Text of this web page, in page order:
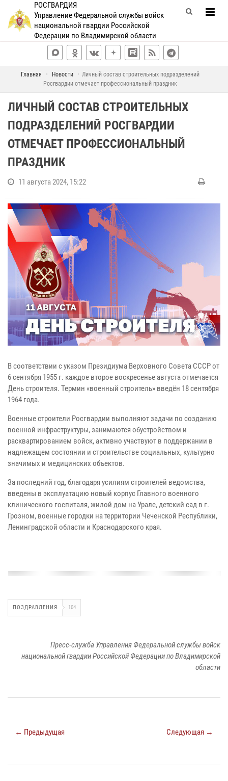
РОСГВАРДИЯ
Управление Федеральной службы войск
национальной гвардии Российской
Федерации по Владимирской области
Главная Новости
Личный состав строительных подразделений
Росгвардии отмечает профессиональный праздник
ЛИЧНЫЙ СОСТАВ СТРОИТЕЛЬНЫХ
ПОДРАЗДЕЛЕНИЙ РОСГВАРДИИ
ОТМЕЧАЕТ ПРОФЕССИОНАЛЬНЫЙ
ПРАЗДНИК
11 августа 2024, 15:22
В соответствии с указом Президиума Верховного Совета СССР от
6 сентября 1955 г. каждое второе воскресенье августа отмечается
День строителя. Термин «военный строитель» введён 18 сентября
1964 года.
Военные строители Росгвардии выполняют задачи по созданию
военной инфраструктуры, занимаются обустройством и
расквартированием войск, активно участвуют в поддержании в
надлежащем состоянии и строительстве социальных, культурно
значимых и медицинских объектов.
За последний год, благодаря усилиям строителей ведомства,
введены в эксплуатацию новый корпус Главного военного
клинического госпиталя, жилой дом на Урале, детский сад в г.
Грозном, военные городки на территории Чеченской Республики,
Ленинградской области и Краснодарского края.
ПОЗДРАВЛЕНИЯ 104
Пресс-служба Управления Федеральной службы войск
национальной гвардии Российской Федерации по Владимирской
области
← Предыдущая Следующая →